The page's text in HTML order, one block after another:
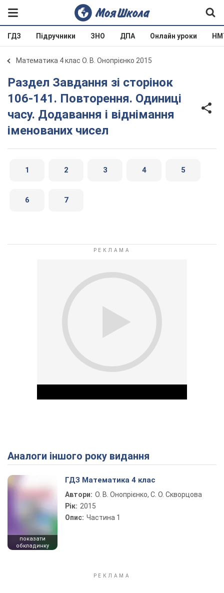
ГДЗ Підручники ЗНО ДПА Онлайн уроки
Математика 4 клас О. В. Онопрієнко 2015
Раздел Завдання зі сторінок
106-141. Повторення. Одиниці
часу. Додавання і віднімання
іменованих чисел
1 2 3 4 5
6 7
Play Video
Аналоги іншого року видання
показати
обкладинку
ГДЗ Математика 4 клас
Автори: О. В. Онопрієнко, С. О. Скворцова
Рік: 2015
Опис: Частина 1